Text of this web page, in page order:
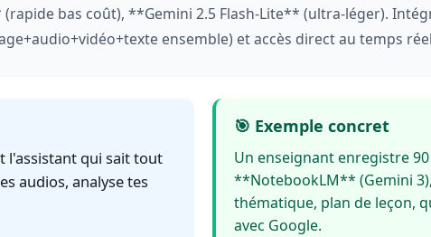
(rapide bas coût), **Gemini 2.5 Flash-Lite** (ultra-léger).
ensemble) et accès direct au temps
l'assistant qui sait tout
audios, analyse tes
🎯 Exemple concret
Un enseignant enregistre
**NotebookLM** (Gemini
thématique, plan de leçon,
avec Google.